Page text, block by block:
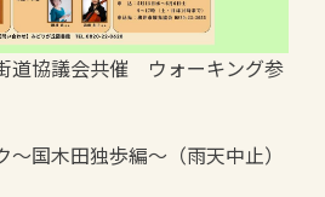
道協議会共催 ウォーキング参
国木田独歩編～（雨天中止）